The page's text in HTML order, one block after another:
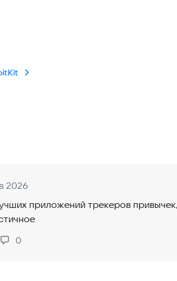
2026
приложений трекеров
0